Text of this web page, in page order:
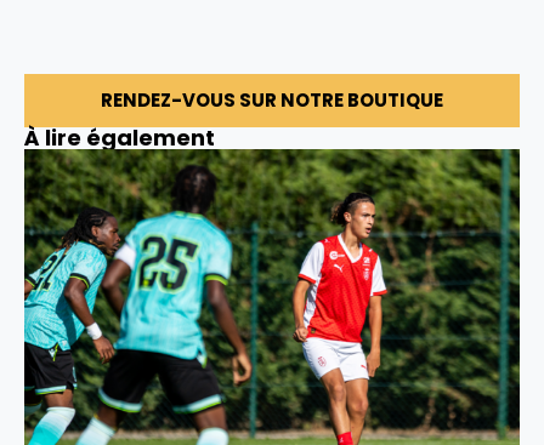
RENDEZ-VOUS SUR NOTRE BOUTIQUE
À lire également